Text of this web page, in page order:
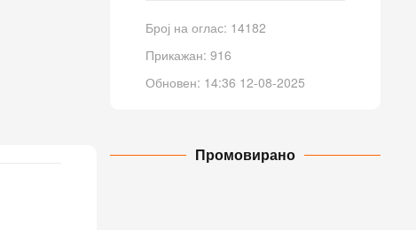
Број на оглас: 14182
Прикажан: 916
Обновен: 14:36 12-08-2025
Промовирано